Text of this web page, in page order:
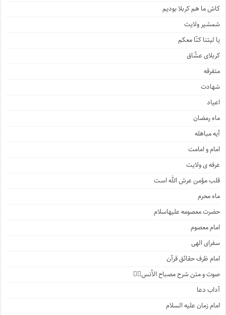
کاش ما هم کربلا بودیم
شمشیر ولایت
یا لیتنا کنّا معکم
کربلای عشّاق
متفرقه
شهادت
اعیاد
ماه رمضان
آیه مباهله
امام و امامت
عرفه ی ولایت
قلب مؤمن عرش الله است
ماه محرم
حضرت معصومه علیهاسلام
امام معصوم
سفرای الهی
امام ظرف حقائق قرآن
صوت و متن شرح مصباح الأنس۲️⃣
آداب دعا
امام زمان علیه السلام